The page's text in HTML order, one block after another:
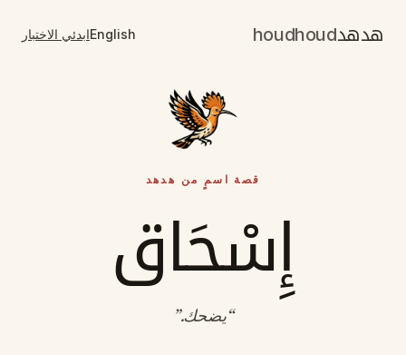
هدهدhoudhoud
Englishابدئي الاختبار
قصة اسمٍ من هدهد
إِسْحَاق
“يضحك.”